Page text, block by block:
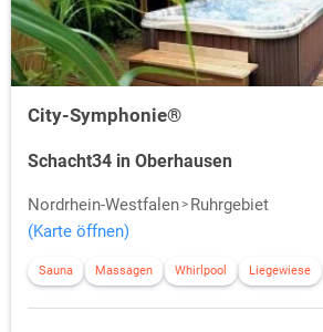
City-Symphonie®
Schacht34 in Oberhausen
Nordrhein-Westfalen
Ruhrgebiet
(Karte öffnen)
Sauna Massagen Whirlpool Liegewiese